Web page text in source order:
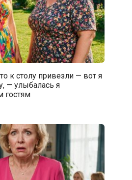
к столу привезли — вот я
— улыбалась я
гостям